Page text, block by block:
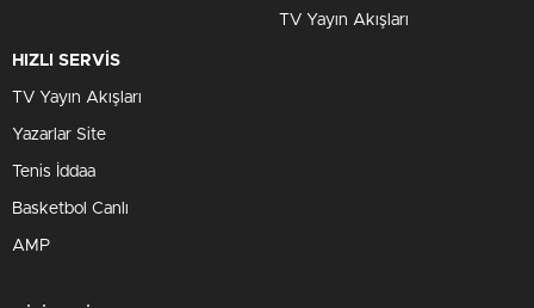
TV Yayın Akışları
HIZLI SERVİS
TV Yayın Akışları
Yazarlar Site
Tenis İddaa
Basketbol Canlı
AMP